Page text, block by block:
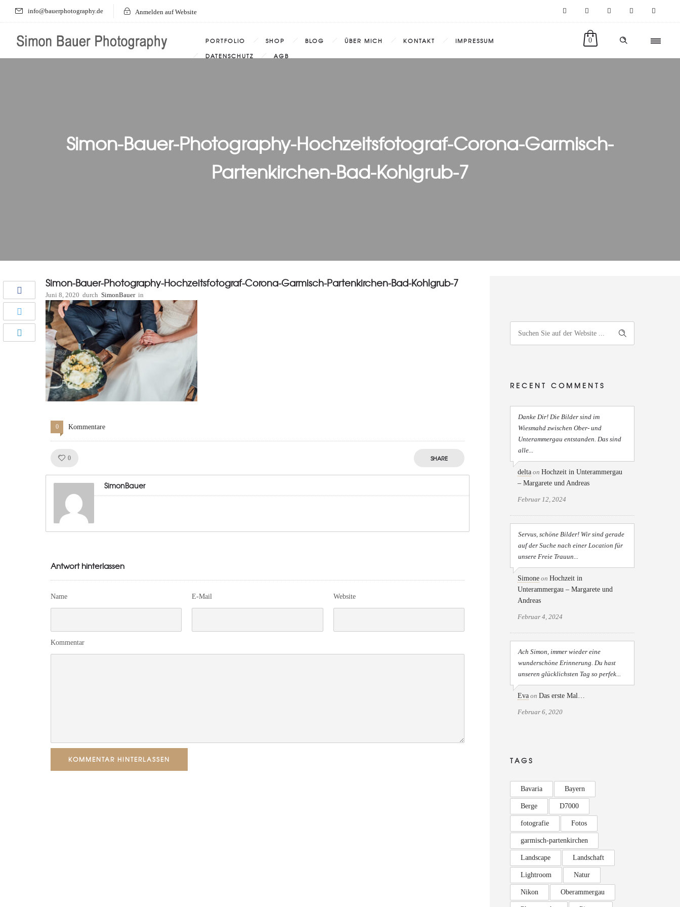
info@bauerphotography.de Anmelden auf Website
0
PORTFOLIO SHOP BLOG ÜBER MICH KONTAKT
IMPRESSUM
DATENSCHUTZ
AGB
Simon-Bauer-Photography-Hochzeitsfotograf-Corona-Garmisch-
Partenkirchen-Bad-Kohlgrub-7
Simon-Bauer-Photography-Hochzeitsfotograf-Corona-Garmisch-Partenkirchen-Bad-Kohlgrub-7
Juni 8, 2020 durch SimonBauer in
0 Kommentare
0 SHARE
SimonBauer
Antwort hinterlassen
Name E-Mail Website
Kommentar
KOMMENTAR HINTERLASSEN
RECENT COMMENTS
Danke Dir! Die Bilder sind im
Wiesmahd zwischen Ober- und
Unterammergau entstanden. Das sind
alle...
delta on Hochzeit in Unterammergau
– Margarete und Andreas
Februar 12, 2024
Servus, schöne Bilder! Wir sind gerade
auf der Suche nach einer Location für
unsere Freie Trauun...
Simone on Hochzeit in
Unterammergau – Margarete und
Andreas
Februar 4, 2024
Ach Simon, immer wieder eine
wunderschöne Erinnerung. Du hast
unseren glücklichsten Tag so perfek...
Eva on Das erste Mal…
Februar 6, 2020
TAGS
Bavaria Bayern
Berge D7000
fotografie Fotos
garmisch-partenkirchen
Landscape Landschaft
Lightroom Natur
Nikon Oberammergau